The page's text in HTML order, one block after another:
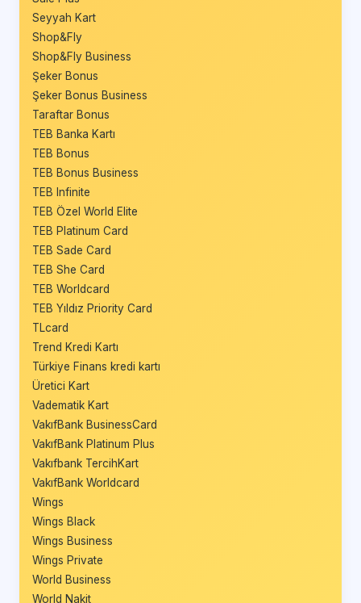
Seyyah Kart
Shop&Fly
Shop&Fly Business
Şeker Bonus
Şeker Bonus Business
Taraftar Bonus
TEB Banka Kartı
TEB Bonus
TEB Bonus Business
TEB Infinite
TEB Özel World Elite
TEB Platinum Card
TEB Sade Card
TEB She Card
TEB Worldcard
TEB Yıldız Priority Card
TLcard
Trend Kredi Kartı
Türkiye Finans kredi kartı
Üretici Kart
Vadematik Kart
VakıfBank BusinessCard
VakıfBank Platinum Plus
Vakıfbank TercihKart
VakıfBank Worldcard
Wings
Wings Black
Wings Business
Wings Private
World Business
World Nakit